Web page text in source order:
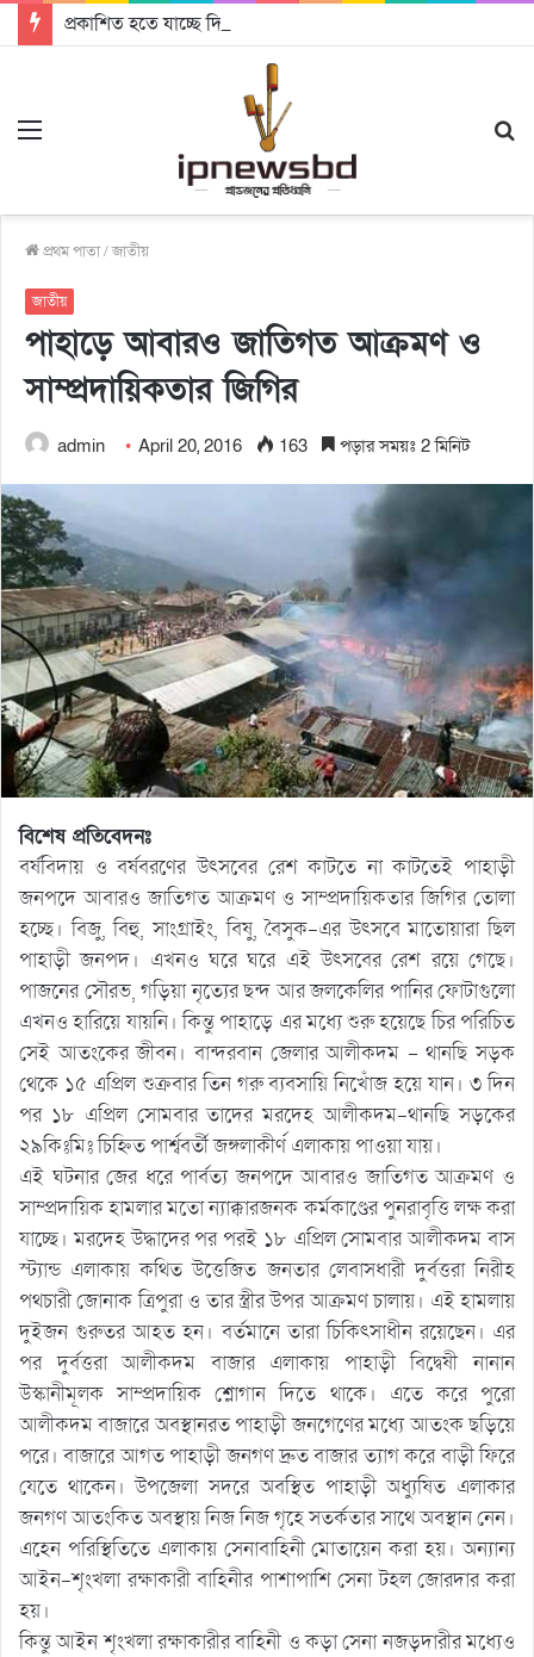
প্রকাশিত হতে যাচ্ছে দি রাবুগার নতুন গান ‘Baljanggi’
প্রথম পাতা/জাতীয়
জাতীয়
পাহাড়ে আবারও জাতিগত আক্রমণ ও
সাম্প্রদায়িকতার জিগির
admin April 20, 2016 163 পড়ার সময়ঃ 2 মিনিট
বিশেষ প্রতিবেদনঃ
বর্ষবিদায় ও বর্ষবরণের উৎসবের রেশ কাটতে না কাটতেই পাহাড়ী
জনপদে আবারও জাতিগত আক্রমণ ও সাম্প্রদায়িকতার জিগির তোলা
হচ্ছে। বিজু, বিহু, সাংগ্রাইং, বিষু, বৈসুক-এর উৎসবে মাতোয়ারা ছিল
পাহাড়ী জনপদ। এখনও ঘরে ঘরে এই উৎসবের রেশ রয়ে গেছে।
পাজনের সৌরভ, গড়িয়া নৃত্যের ছন্দ আর জলকেলির পানির ফোটাগুলো
এখনও হারিয়ে যায়নি। কিন্তু পাহাড়ে এর মধ্যে শুরু হয়েছে চির পরিচিত
সেই আতংকের জীবন। বান্দরবান জেলার আলীকদম – থানছি সড়ক
থেকে ১৫ এপ্রিল শুক্রবার তিন গরু ব্যবসায়ি নিখোঁজ হয়ে যান। ৩ দিন
পর ১৮ এপ্রিল সোমবার তাদের মরদেহ আলীকদম-থানছি সড়কের
২৯কিঃমিঃ চিহ্নিত পার্শ্ববর্তী জঙ্গলাকীর্ণ এলাকায় পাওয়া যায়।
এই ঘটনার জের ধরে পার্বত্য জনপদে আবারও জাতিগত আক্রমণ ও
সাম্প্রদায়িক হামলার মতো ন্যাক্কারজনক কর্মকাণ্ডের পুনরাবৃত্তি লক্ষ করা
যাচ্ছে। মরদেহ উদ্ধাদের পর পরই ১৮ এপ্রিল সোমবার আলীকদম বাস
স্ট্যান্ড এলাকায় কথিত উত্তেজিত জনতার লেবাসধারী দুর্বত্তরা নিরীহ
পথচারী জোনাক ত্রিপুরা ও তার স্ত্রীর উপর আক্রমণ চালায়। এই হামলায়
দুইজন গুরুতর আহত হন। বর্তমানে তারা চিকিৎসাধীন রয়েছেন। এর
পর দুর্বত্তরা আলীকদম বাজার এলাকায় পাহাড়ী বিদ্বেষী নানান
উস্কানীমূলক সাম্প্রদায়িক শ্লোগান দিতে থাকে। এতে করে পুরো
আলীকদম বাজারে অবস্থানরত পাহাড়ী জনগেণের মধ্যে আতংক ছড়িয়ে
পরে। বাজারে আগত পাহাড়ী জনগণ দ্রুত বাজার ত্যাগ করে বাড়ী ফিরে
যেতে থাকেন। উপজেলা সদরে অবস্থিত পাহাড়ী অধ্যুষিত এলাকার
জনগণ আতংকিত অবস্থায় নিজ নিজ গৃহে সতর্কতার সাথে অবস্থান নেন।
এহেন পরিস্থিতিতে এলাকায় সেনাবাহিনী মোতায়েন করা হয়। অন্যান্য
আইন-শৃংখলা রক্ষাকারী বাহিনীর পাশাপাশি সেনা টহল জোরদার করা
হয়।
কিন্তু আইন শৃংখলা রক্ষাকারীর বাহিনী ও কড়া সেনা নজড়দারীর মধ্যেও